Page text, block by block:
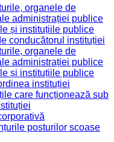
organele de
administrației publice
și instituțiile publice
conducătorul instituției
organele de
administrației publice
și instituțiile publice
instituției
care funcționează sub
posturilor scoase